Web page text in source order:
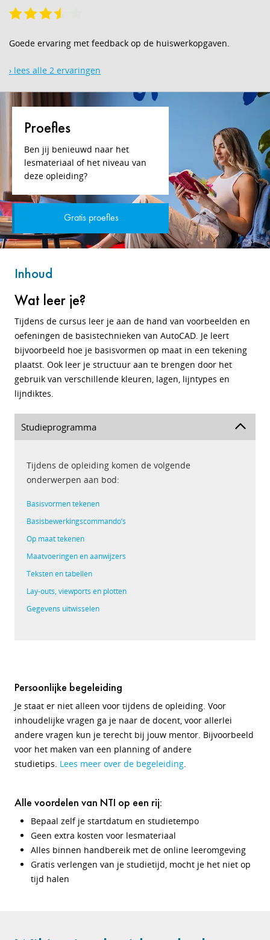
Goede ervaring met feedback op de huiswerkopgaven.
› lees alle 2 ervaringen
Proefles
Ben jij benieuwd naar het
lesmateriaal of het niveau van
deze opleiding?
Gratis proefles
Inhoud
Wat leer je?
Tijdens de cursus leer je aan de hand van voorbeelden en
oefeningen de basistechnieken van AutoCAD. Je leert
bijvoorbeeld hoe je basisvormen op maat in een tekening
plaatst. Ook leer je structuur aan te brengen door het
gebruik van verschillende kleuren, lagen, lijntypes en
lijndiktes.
Studieprogramma
Tijdens de opleiding komen de volgende
onderwerpen aan bod:
Basisvormen tekenen
Basisbewerkingscommando’s
Op maat tekenen
Maatvoeringen en aanwijzers
Teksten en tabellen
Lay-outs, viewports en plotten
Gegevens uitwisselen
Persoonlijke begeleiding
Je staat er niet alleen voor tijdens de opleiding. Voor
inhoudelijke vragen ga je naar de docent, voor allerlei
andere vragen kun je terecht bij jouw mentor. Bijvoorbeeld
voor het maken van een planning of andere
studietips. Lees meer over de begeleiding.
Alle voordelen van NTI op een rij:
Bepaal zelf je startdatum en studietempo
Geen extra kosten voor lesmateriaal
Alles binnen handbereik met de online leeromgeving
Gratis verlengen van je studietijd, mocht je het niet op
tijd halen